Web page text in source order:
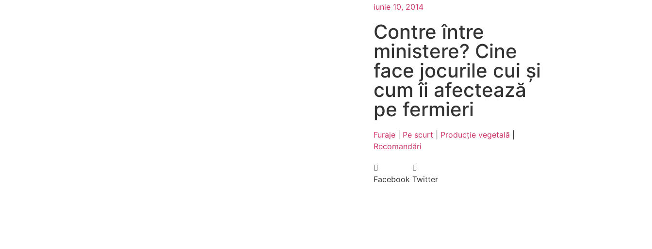
iunie 10, 2014
Contre între
ministere? Cine
face jocurile cui și
cum îi afectează
pe fermieri
Furaje| Pe scurt Producție vegetală
Recomandări
Facebook Twitter